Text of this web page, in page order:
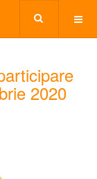
2020